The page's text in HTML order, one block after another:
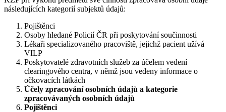
následujících kategorií subjektů údajů:
Pojištěnci
Osoby hledané Policií ČR při poskytování součinnosti
Lékaři specializovaného pracoviště, jejichž pacient užívá
VILP
Poskytovatelé zdravotních služeb za účelem vedení
clearingového centra, v němž jsou vedeny informace o
očkovacích látkách
Účely zpracování osobních údajů a kategorie
zpracovávaných osobních údajů
Pojištěnci